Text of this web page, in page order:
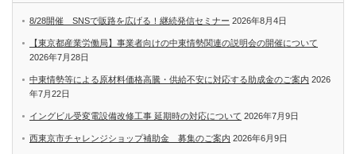
8/28開催 SNSで販路を広げる！継続発信セミナー 2026年8月4日
【東京都産業労働局】事業者向けの中東情勢関連の説明会の開催について
2026年7月28日
中東情勢等による原材料価格高騰・供給不安に対応する助成金のご案内 2026
年7月22日
イングビル受変電設備改修工事 延期時の対応について 2026年7月9日
西東京市チャレンジショップ補助金 募集のご案内 2026年6月9日